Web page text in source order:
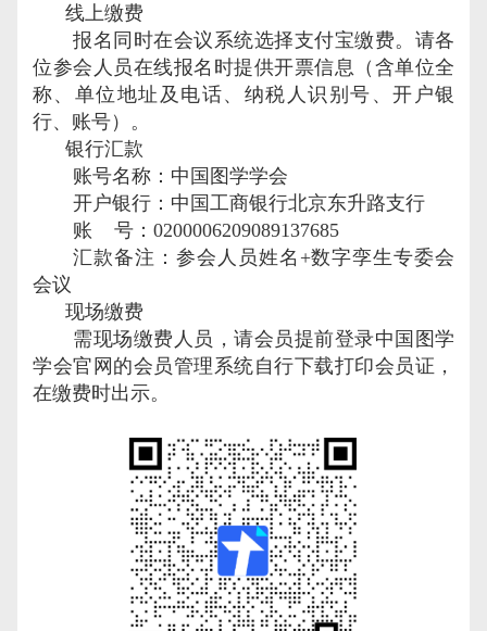
线上缴费
报名同时在会议系统选择支付宝缴费。请各
位参会人员在线报名时提供开票信息（含单位全
称、单位地址及电话、纳税人识别号、开户银
行、账号）。
银行汇款
账号名称：中国图学学会
开户银行：中国工商银行北京东升路支行
账 号：0200006209089137685
汇款备注：参会人员姓名 +数字孪生专委会
会议
现场缴费
需现场缴费人员，请会员提前登录中国图学
学会官网的会员管理系统自行下载打印会员证，
在缴费时出示。